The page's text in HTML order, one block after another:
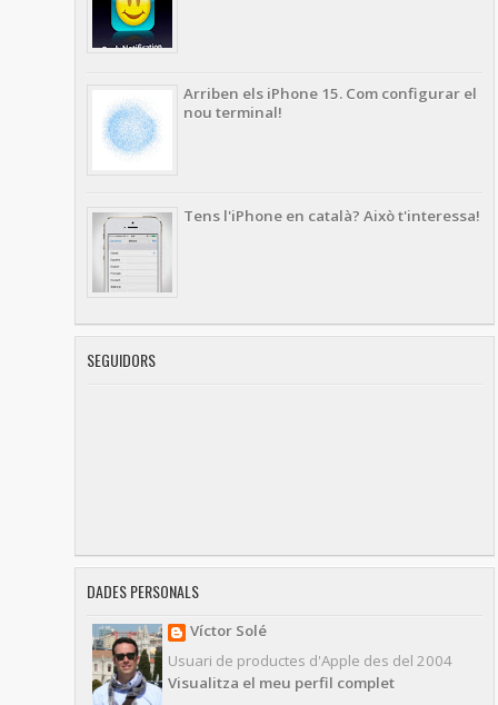
Arriben els iPhone 15. Com configurar el
nou terminal!
Tens l'iPhone en català? Això t'interessa!
SEGUIDORS
DADES PERSONALS
Víctor Solé
Usuari de productes d'Apple des del 2004
Visualitza el meu perfil complet